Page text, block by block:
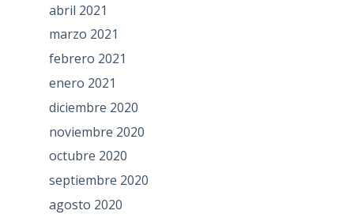
abril 2021
marzo 2021
febrero 2021
enero 2021
diciembre 2020
noviembre 2020
octubre 2020
septiembre 2020
agosto 2020